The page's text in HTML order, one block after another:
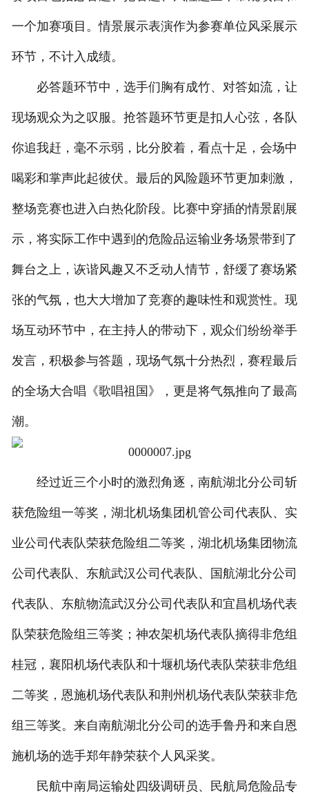
一个加赛项目。情景展示表演作为参赛单位风采展示
环节，不计入成绩。
必答题环节中，选手们胸有成竹、对答如流，让
现场观众为之叹服。抢答题环节更是扣人心弦，各队
你追我赶，毫不示弱，比分胶着，看点十足，会场中
喝彩和掌声此起彼伏。最后的风险题环节更加刺激，
整场竞赛也进入白热化阶段。比赛中穿插的情景剧展
示，将实际工作中遇到的危险品运输业务场景带到了
舞台之上，诙谐风趣又不乏动人情节，舒缓了赛场紧
张的气氛，也大大增加了竞赛的趣味性和观赏性。现
场互动环节中，在主持人的带动下，观众们纷纷举手
发言，积极参与答题，现场气氛十分热烈，赛程最后
的全场大合唱《歌唱祖国》，更是将气氛推向了最高
潮。
经过近三个小时的激烈角逐，南航湖北分公司斩
获危险组一等奖，湖北机场集团机管公司代表队、实
业公司代表队荣获危险组二等奖，湖北机场集团物流
公司代表队、东航武汉公司代表队、国航湖北分公司
代表队、东航物流武汉分公司代表队和宜昌机场代表
队荣获危险组三等奖；神农架机场代表队摘得非危组
桂冠，襄阳机场代表队和十堰机场代表队荣获非危组
二等奖，恩施机场代表队和荆州机场代表队荣获非危
组三等奖。来自南航湖北分公司的选手鲁丹和来自恩
施机场的选手郑年静荣获个人风采奖。
民航中南局运输处四级调研员、民航局危险品专